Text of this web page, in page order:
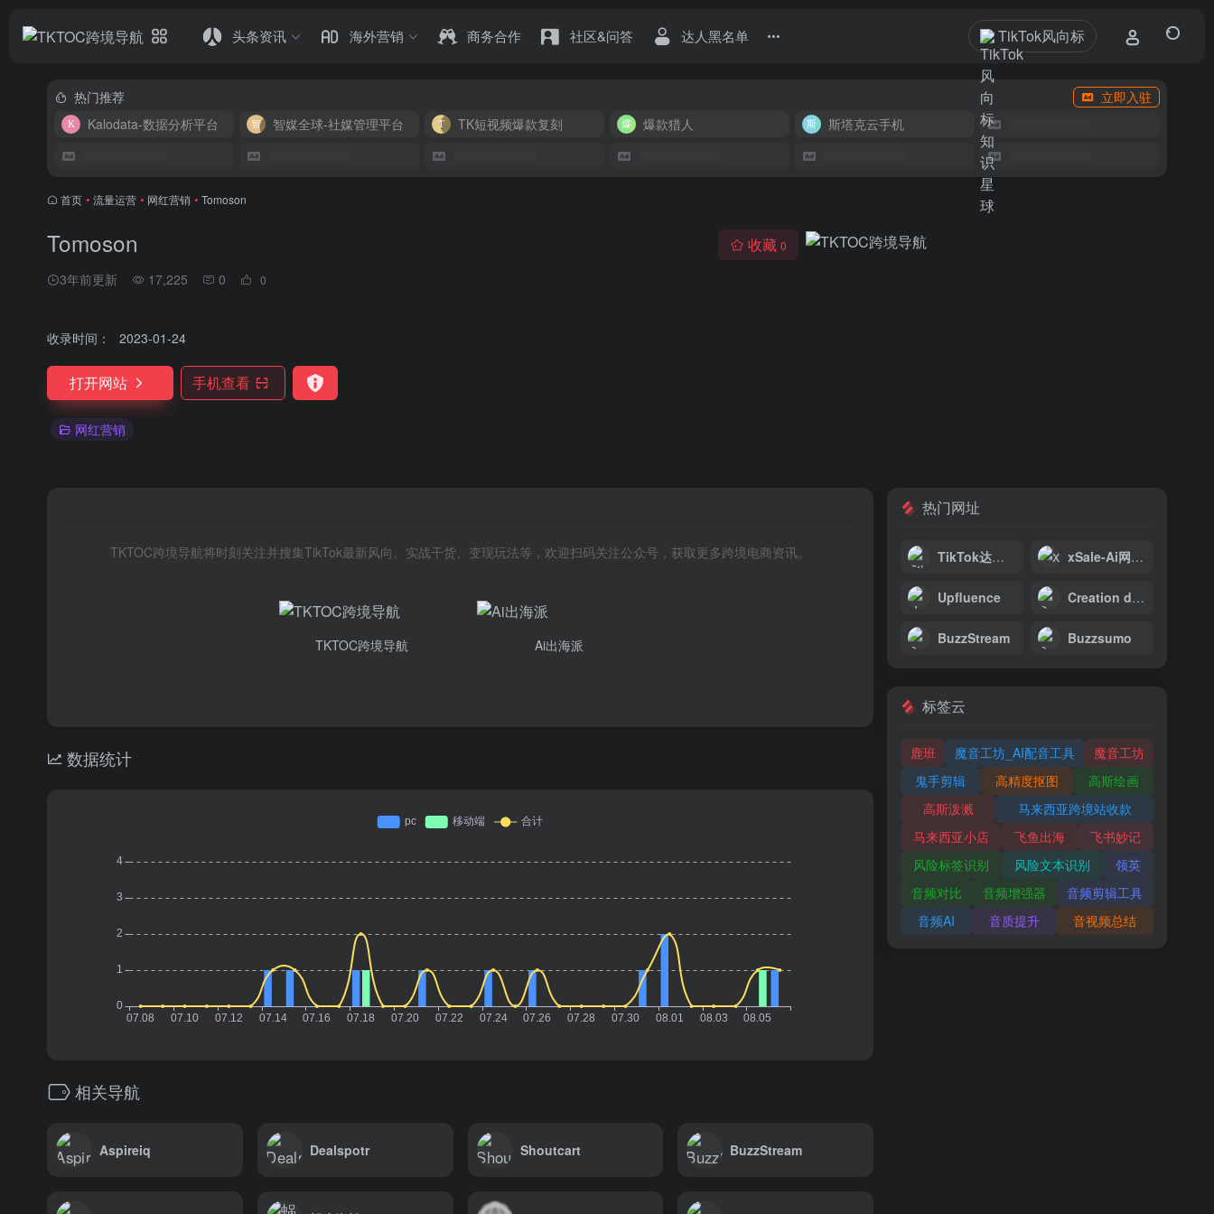
头条资讯 海外营销 商务合作 社区&问答 达人黑名单 TikTok风向标
热门推荐
立即入驻
Kalodata-数据分析平台
智媒全球-社媒管理平台 TK短视频爆款复刻 爆款猎人 斯塔克云手机
首页 • 流量运营 • 网红营销 • Tomoson
Tomoson
3年前更新 17,225 0 0
收藏 0
收录时间： 2023-01-24
打开网站 手机查看
网红营销
TKTOC跨境导航将时刻关注并搜集TikTok最新风向、实战干货、变现玩法等，欢迎扫码关注公众号，获取更多跨境电商资讯。
TKTOC跨境导航 Ai出海派
数据统计
相关导航
Aspireiq Dealspotr Shoutcart BuzzStream
热门网址
TikTok达人广场 xSale-Ai网红建联工具
Upfluence Creation dose
BuzzStream Buzzsumo
标签云
鹿班 魔音工坊_AI配音工具
魔音工坊
鬼手剪辑
高精度抠图
高斯绘画
高斯泼溅
马来西亚跨境站收款
马来西亚小店
飞鱼出海
飞书妙记
风险标签识别
风险文本识别
领英
音频对比
音频增强器
音频剪辑工具
音频AI
音质提升 音视频总结